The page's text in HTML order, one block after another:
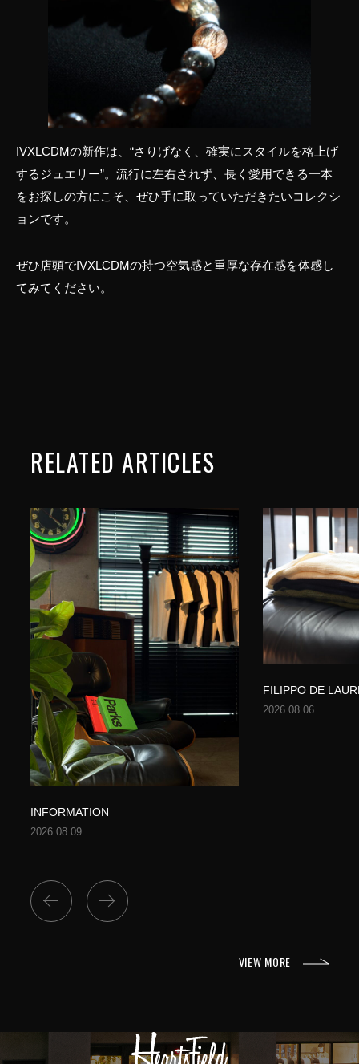
IVXLCDMの新作は、“さりげなく、確実にスタイルを格上げ
するジュエリー”。流行に左右されず、長く愛用できる一本
をお探しの方にこそ、ぜひ手に取っていただきたいコレクシ
ョンです。
ぜひ店頭でIVXLCDMの持つ空気感と重厚な存在感を体感し
てみてください。
RELATED ARTICLES
Previous
INFORMATION
2026.08.09
FILIPPO DE
2026.08.06
Next
VIEW MORE